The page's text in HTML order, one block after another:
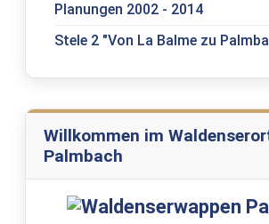
Planungen 2002 - 2014
Stele 2 "Von La Balme zu
Willkommen im
Palmbach